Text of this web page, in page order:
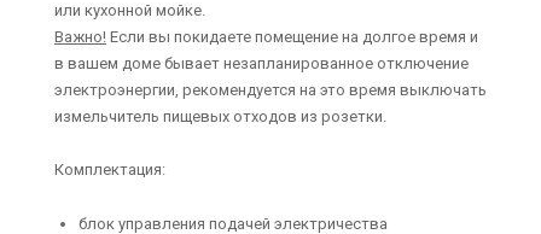
или кухонной мойке.
Важно! Если вы покидаете помещение на долгое время и
в вашем доме бывает незапланированное отключение
электроэнергии, рекомендуется на это время выключать
измельчитель пищевых отходов из розетки.
Комплектация:
блок управления подачей электричества